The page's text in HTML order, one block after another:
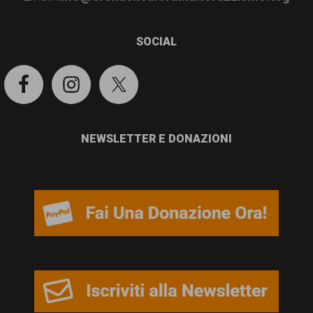
di
cittadinanza
SOCIAL
NEWSLETTER E DONAZIONI